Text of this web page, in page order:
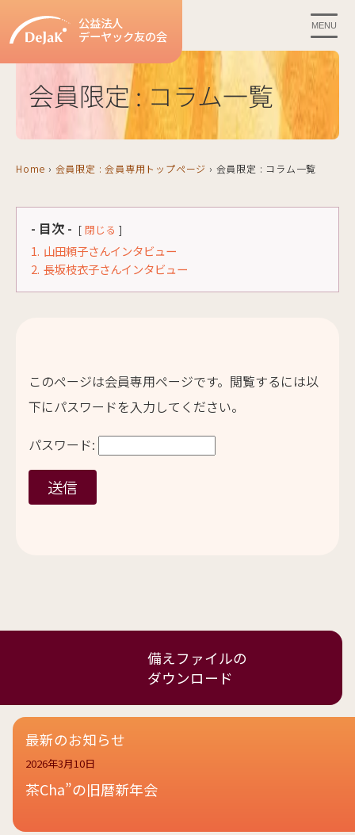
公益法人
デーヤック友の会
MENU
会員限定 : コラム一覧
Home › 会員限定 : 会員専用トップページ › 会員限定 : コラム一覧
- 目次 - 閉じる
1. 山田頼子さんインタビュー
2. 長坂枝衣子さんインタビュー
このページは会員専用ページです。閲覧するには以
下にパスワードを入力してください。
パスワード:
備えファイルの
ダウンロード
最新のお知らせ
2026年3月10日
茶Cha”の旧暦新年会